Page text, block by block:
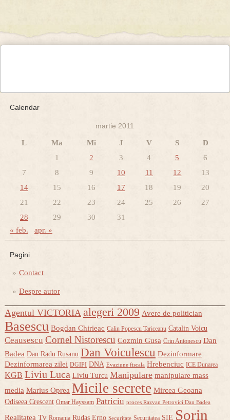
Calendar
martie 2011
L Ma Mi J V S
D
1
2 3 4 5
6
7
8 9 10 11 12
13
14
15 16 17 18 19
20
21
22 23 24 25 26
27
28
29 30 31
« feb. apr. »
Pagini
Contact
Despre autor
Agentul VICTORIA alegeri 2009 Avere de politician
Basescu Bogdan Chirieac Calin Popescu Tariceanu Catalin Voicu
Ceausescu Cornel Nistorescu Cozmin Gusa Crin Antonescu Dan
Badea Dan Radu Rusanu Dan Voiculescu Dezinformare
Dezinformarea zilei DGIPI DNA Evaziune fiscala Hrebenciuc ICE Dunarea
KGB Liviu Luca Liviu Turcu Manipulare manipulare mass
media Marius Oprea Micile secrete Mircea Geoana
Odiseea Crescent Omar Hayssam Patriciu proces Razvan Petrovici Dan Badea
Realitatea Tv Romania Rudas Erno Securitate Securitatea SIE Sorin